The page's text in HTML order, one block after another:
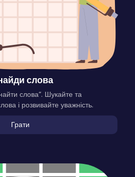
слова
слова”. Шукайте та
і розвивайте уважність.
Грати